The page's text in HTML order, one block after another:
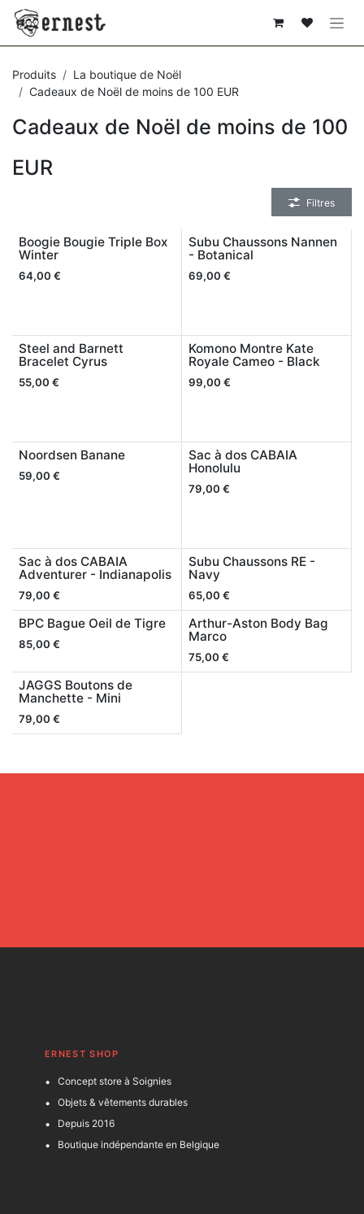
SE RENDRE AU CONTENU
Produits
La boutique de Noël
Cadeaux de Noël de moins de 100 EUR
Cadeaux de Noël de moins de 100
EUR
Filtres
Boogie Bougie Triple Box
Winter
64,00 €
Subu Chaussons Nannen
- Botanical
69,00 €
Steel and Barnett
Bracelet Cyrus
55,00 €
Komono Montre Kate
Royale Cameo - Black
99,00 €
Noordsen Banane
59,00 €
Sac à dos CABAIA
Honolulu
79,00 €
Sac à dos CABAIA
Adventurer - Indianapolis
79,00 €
Subu Chaussons RE -
Navy
65,00 €
BPC Bague Oeil de Tigre
85,00 €
Arthur-Aston Body Bag
Marco
75,00 €
JAGGS Boutons de
Manchette - Mini
79,00 €
ERNEST SHOP
Concept store à Soignies
Objets & vêtements durables
Depuis 2016
Boutique indépendante en Belgique